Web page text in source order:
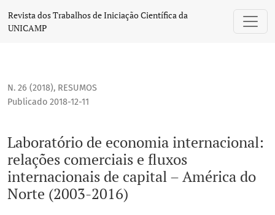
Laboratório de economia internacional: relações
Revista dos Trabalhos de Iniciação Científica da
UNICAMP
N. 26 (2018), RESUMOS
Laboratório de economia internacional:
relações comerciais e fluxos
internacionais de capital – América do
Norte (2003-2016)
Publicado 2018-12-11